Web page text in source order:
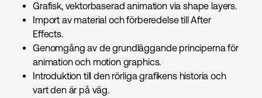
Grafisk, vektorbaserad animation via shape layers.
Import av material och förberedelse till After
Effects.
Genomgång av de grundläggande principerna för
animation och motion graphics.
Introduktion till den rörliga grafikens historia och
vart den är på väg.